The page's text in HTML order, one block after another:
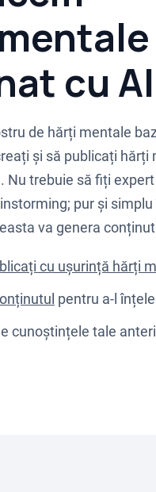
cu AI
de hărți mentale
și să publicați
Nu trebuie să fiți
pur și
va genera
cu ușurință hărți
pentru a-l
cunoștințele tale